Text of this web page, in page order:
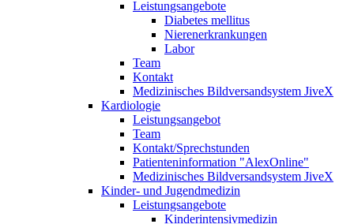
Leistungsangebote
Diabetes mellitus
Nierenerkrankungen
Labor
Team
Kontakt
Medizinisches Bildversandsystem JiveX
Kardiologie
Leistungsangebot
Team
Kontakt/Sprechstunden
Patienteninformation "AlexOnline"
Medizinisches Bildversandsystem JiveX
Kinder- und Jugendmedizin
Leistungsangebote
Kinderintensivmedizin